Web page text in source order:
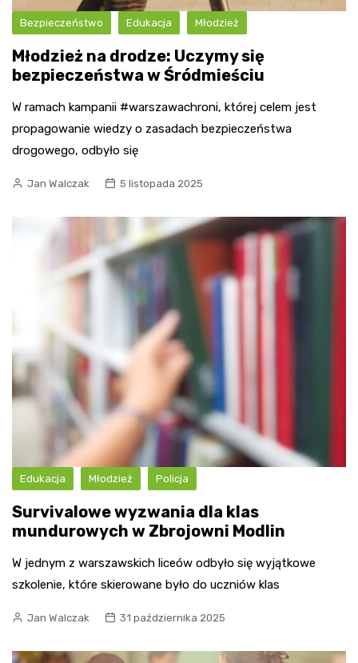
Bezpieczeństwo Edukacja Młodzież
Młodzież na drodze: Uczymy się
bezpieczeństwa w Śródmieściu
W ramach kampanii #warszawachroni, której celem jest
propagowanie wiedzy o zasadach bezpieczeństwa
drogowego, odbyło się
Jan Walczak 5 listopada 2025
Edukacja Młodzież Policja
Survivalowe wyzwania dla klas
mundurowych w Zbrojowni Modlin
W jednym z warszawskich liceów odbyło się wyjątkowe
szkolenie, które skierowane było do uczniów klas
Jan Walczak 31 października 2025